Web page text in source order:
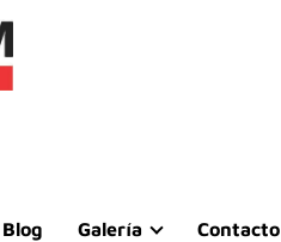
Blog Galería Contacto